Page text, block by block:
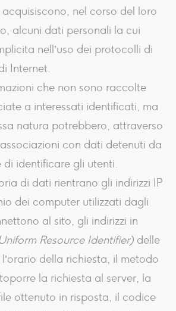
nel corso del loro
alcuni dati personali la cui
nell’uso dei protocolli di
Internet.
che non sono raccolte
a interessati identificati, ma
natura potrebbero, attraverso
con dati detenuti da
di identificare gli utenti.
di dati rientrano gli indirizzi IP
dei computer utilizzati dagli
al sito, gli indirizzi in
Resource Identifier) delle
della richiesta, il metodo
la richiesta al server, la
ottenuto in risposta, il codice